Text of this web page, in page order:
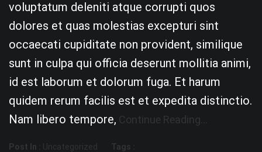
voluptatum deleniti atque corrupti quos
dolores et quas molestias excepturi sint
occaecati cupiditate non provident, similique
sunt in culpa qui officia deserunt mollitia animi,
id est laborum et dolorum fuga. Et harum
quidem rerum facilis est et expedita distinctio.
Nam libero tempore, Continue Reading…
Post In : Uncategorized Tags :